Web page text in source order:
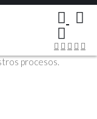
opiniones son muy
procesos.